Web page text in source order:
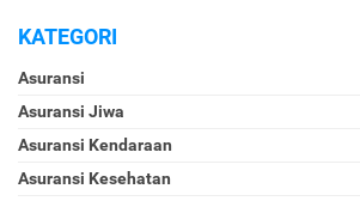
KATEGORI
Asuransi
Asuransi Jiwa
Asuransi Kendaraan
Asuransi Kesehatan